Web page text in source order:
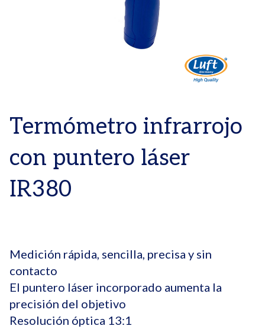
Termómetro infrarrojo
con puntero láser
IR380
Medición rápida, sencilla, precisa y sin
contacto
El puntero láser incorporado aumenta la
precisión del objetivo
Resolución óptica 13:1